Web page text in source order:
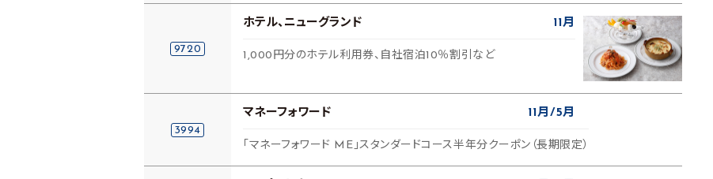
9720
ホテル、ニューグランド 11月
1,000円分のホテル利用券、自社宿泊10％割引など
3994
マネーフォワード 11月 5月
「マネーフォワード ME」スタンダードコース半年分クーポン（長期限定）